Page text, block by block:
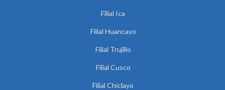
Filial Ica
Filial Huancayo
Filial Trujillo
Filial Cusco
Filial Chiclayo